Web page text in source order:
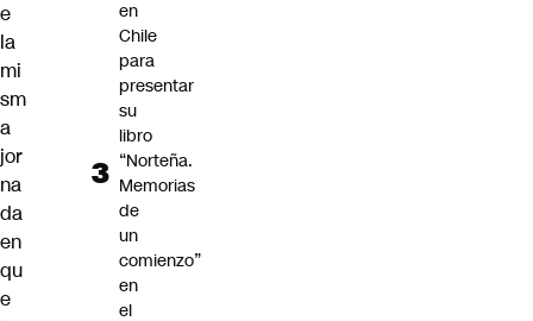
e
la
mi
sm
a
jor
na
da
en
qu
e
en
Chile
para
presentar
su
libro
“Norteña.
Memorias
de
un
comienzo”
en
el